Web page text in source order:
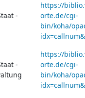
-
https://
orte.de/cgi-
bin/koha/
-
https://
orte.de/cgi-
bin/koha/